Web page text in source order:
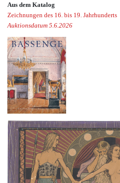
Aus dem Katalog
Zeichnungen des 16. bis 19. Jahrhunderts
Auktionsdatum 5.6.2026